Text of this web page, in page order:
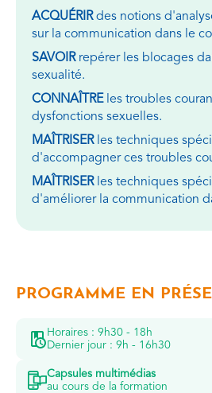
ACQUÉRIRdes notions
sur la communication dans le
SAVOIRrepérer les blocages
sexualité.
CONNAÎTREles troubles
dysfonctions sexuelles.
MAÎTRISERles techniques
d'accompagner ces troubles
MAÎTRISERles techniques
d'améliorer la communication
PROGRAMME EN
Horaires : 9h30 - 18h
Dernier jour : 9h - 16h30
Capsules multimédias
au cours de la formation